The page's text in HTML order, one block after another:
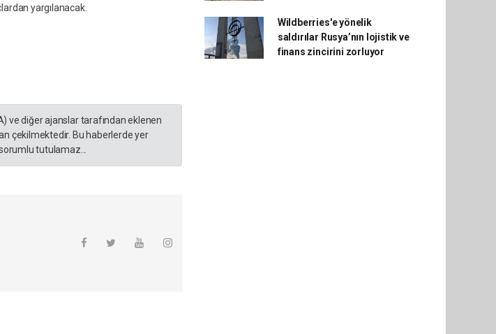
yargılanacak.
ve diğer ajanslar tarafından eklenen
çekilmektedir. Bu haberlerde yer
tutulamaz...
Wildberries'e yönelik
saldırılar Rusya’nın lojistik ve
finans zincirini zorluyor